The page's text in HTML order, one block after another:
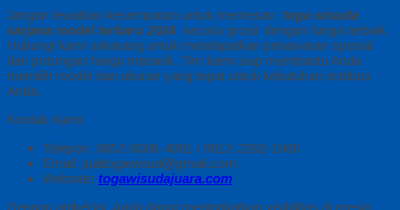
Jangan lewatkan kesempatan untuk memesan toga wisuda
sarjana model terbaru 2024 secara grosir dengan harga terbaik.
Hubungi kami sekarang untuk mendapatkan penawaran spesial
dan potongan harga menarik. Tim kami siap membantu Anda
memilih model dan ukuran yang tepat untuk kebutuhan institusi
Anda.
Kontak Kami:
Telepon: 0852-8008-4081 / 0812-2282-1060
Email: jualtogawisud@gmail.com
Website: togawisudajuara.com
Dengan artikel ini, Anda dapat meningkatkan visibilitas di mesin